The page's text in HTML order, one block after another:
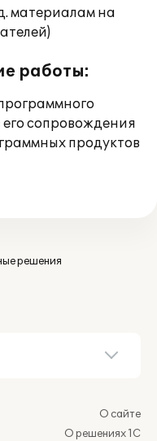
материалам на
работы:
сопровождения
продуктов
решения
О сайте
О решениях 1С